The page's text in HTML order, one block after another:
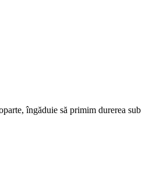
îngăduie să primim durerea sub